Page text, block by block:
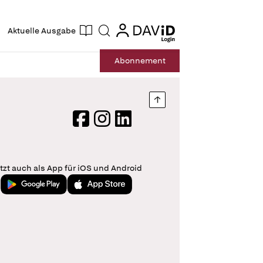
Aktuelle Ausgabe Suche login
login
Abonnement
Nach oben springen
FacebookInstagram
LinkedIn
auch als App für iOS und Android
Jetzt bei Google PlayLaden im App Store